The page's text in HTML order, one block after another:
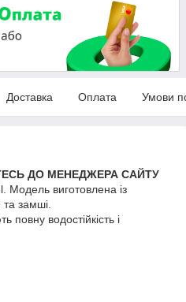
Доставка Оплата Умови
ДО МЕНЕДЖЕРА САЙТУ
Модель виготовлена із
та замші.
водостійкість і